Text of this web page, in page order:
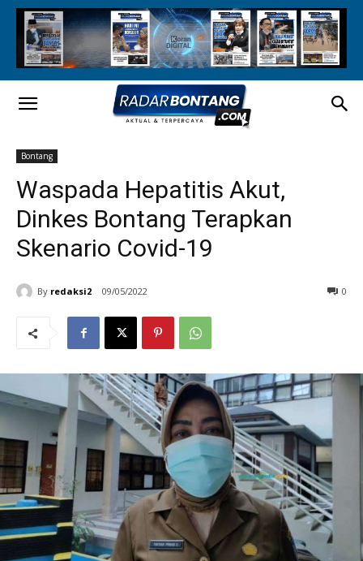
Bontang
Waspada Hepatitis Akut,
Dinkes Bontang Terapkan
Skenario Covid-19
By redaksi2 09/05/2022 0